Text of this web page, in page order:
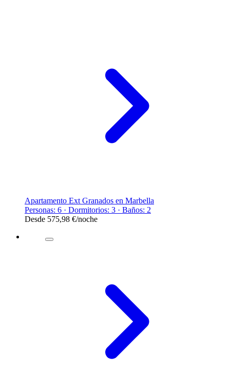
Apartamento Ext Granados en Marbella
Personas: 6 · Dormitorios: 3 · Baños: 2
Desde 575,98 €/noche